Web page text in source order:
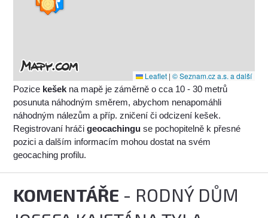
Leaflet | © Seznam.cz a.s. a další
Pozice kešek na mapě je záměrně o cca 10 - 30 metrů
posunuta náhodným směrem, abychom nenapomáhli
náhodným nálezům a příp. zničení či odcizení kešek.
Registrovaní hráčigeocachingu se pochopitelně k přesné
pozici a dalším informacím mohou dostat na svém
geocaching profilu.
KOMENTÁŘE - RODNÝ DŮM